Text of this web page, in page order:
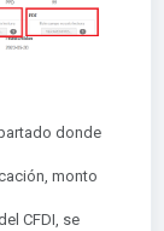
donde
monto
CFDI, se